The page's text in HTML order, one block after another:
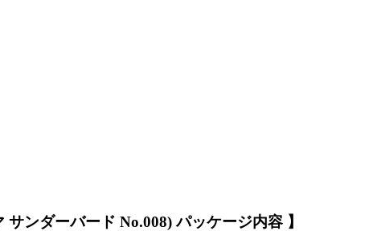
ンダーバード No.008) パッケージ内容 】